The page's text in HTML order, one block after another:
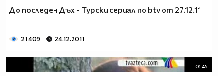
До последен Дъх - Турски сериал по btv от 27.12.11
21 409 24.12.2011
01:45